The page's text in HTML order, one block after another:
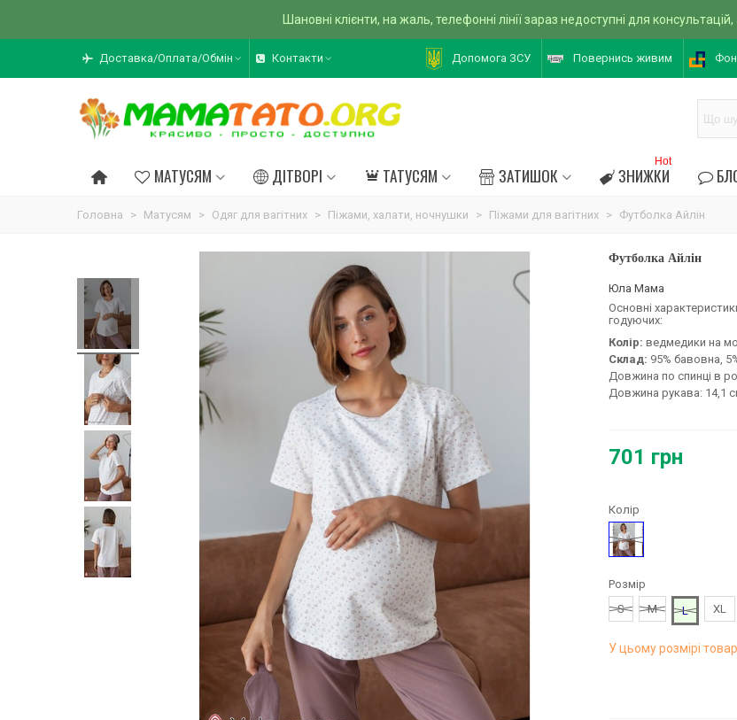
Шановні клієнти, на жаль, телефонні лінії зараз недоступні для
Доставка/Оплата/Обмін Контакти Допомога ЗСУ Повернись живим
МАТУСЯМ ДІТВОРІ ТАТУСЯМ ЗАТИШОК ЗНИЖКИ
Hot
Головна > Матусям > Одяг для вагітних > Піжами, халати, ночнушки > Піжами для вагітних > Футболка Айлін
Футболка Айлін
Юла Мама
Основні
годуючих:
Колір: ведмедики на
Склад: 95% бавовна,
Довжина по спинці в
Довжина рукава: 14,1
701 грн
Колір
Молочний
Розмір
S
M L XL
У цьому розмірі товар